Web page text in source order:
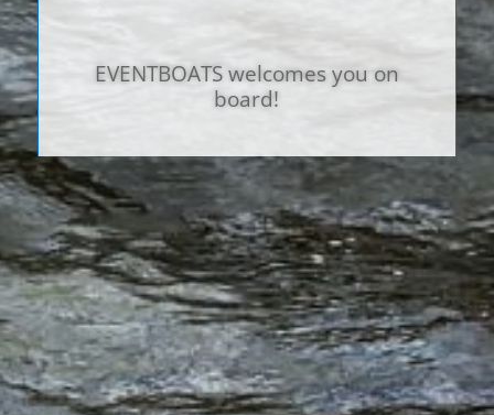
EVENTBOATS welcomes you on
board!